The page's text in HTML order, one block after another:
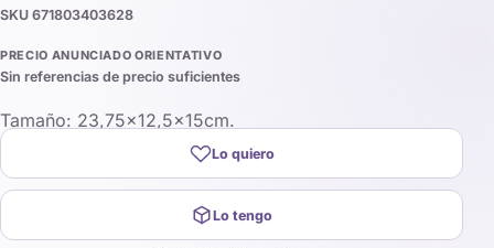
SKU 671803403628
PRECIO ANUNCIADO ORIENTATIVO
Sin referencias de precio suficientes
Tamaño: 23,75×12,5x15cm.
Lo quiero
Lo tengo